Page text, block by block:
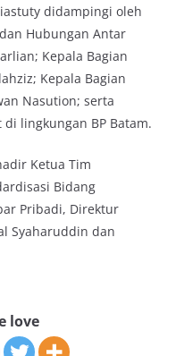
didampingi oleh
Hubungan Antar
Kepala Bagian
Kepala Bagian
Nasution; serta
lingkungan BP Batam.
Ketua Tim
Bidang
Pribadi, Direktur
Syaharuddin dan
love